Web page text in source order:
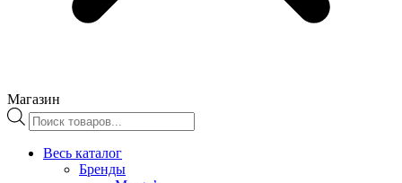
Магазин
Поиск
товаров
Весь каталог
Бренды